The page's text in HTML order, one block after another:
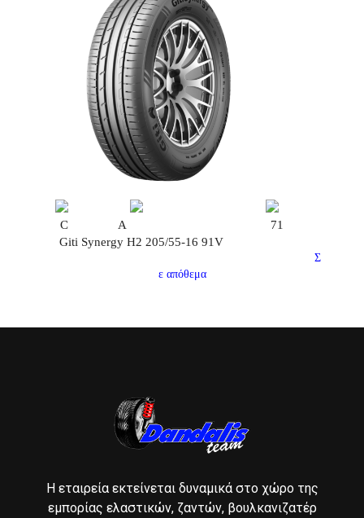
C A
71
Giti Synergy H2 205/55-16 91V
Σ
ε απόθεμα
Η εταιρεία εκτείνεται δυναμικά στο χώρο της
εμπορίας ελαστικών, ζαντών, βουλκανιζατέρ